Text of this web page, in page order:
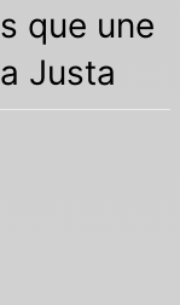
que une
Justa